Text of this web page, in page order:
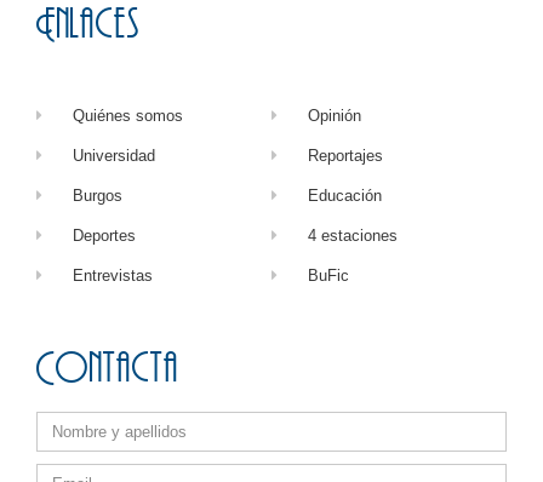
Enlaces
Quiénes somos
Universidad
Burgos
Deportes
Entrevistas
Opinión
Reportajes
Educación
4 estaciones
BuFic
Contacta